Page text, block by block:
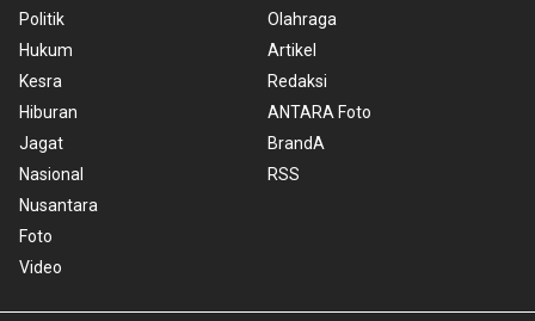
Politik
Hukum
Kesra
Hiburan
Jagat
Nasional
Nusantara
Foto
Video
Olahraga
Artikel
Redaksi
ANTARA Foto
BrandA
RSS